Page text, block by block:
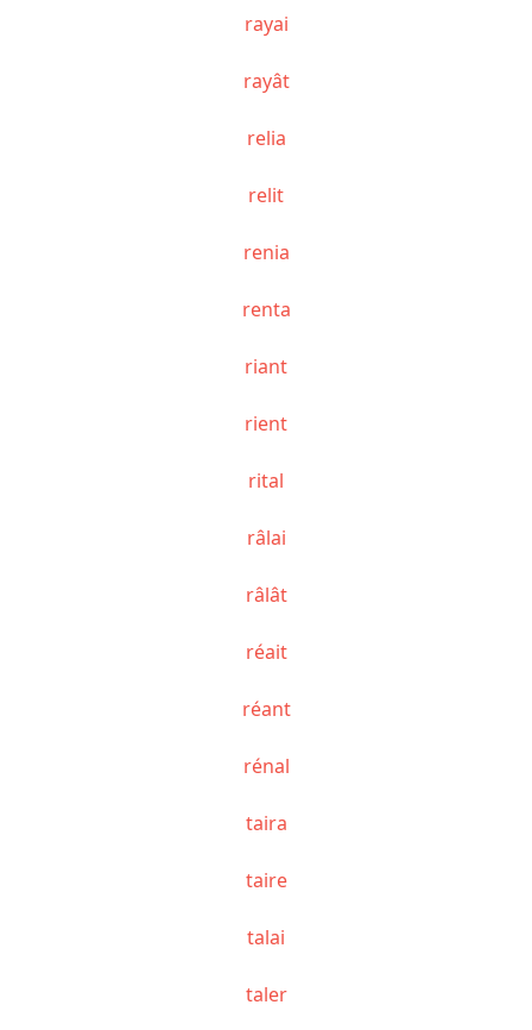
rayai
rayât
relia
relit
renia
renta
riant
rient
rital
râlai
râlât
réait
réant
rénal
taira
taire
talai
taler